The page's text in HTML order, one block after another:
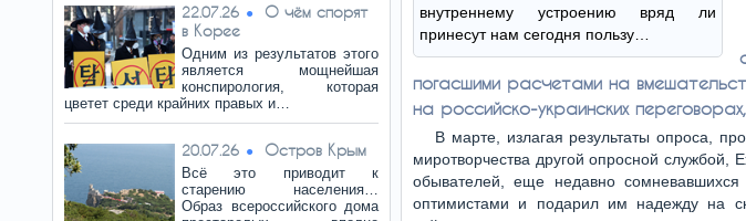
22.07.26
О чём спорят
в Корее
Одним из результатов этого
является мощнейшая
конспирология, которая
цветет среди крайних правых и…
20.07.26 Остров Крым
Всё это приводит к
старению населения…
Образ всероссийского дома
внутреннему устроению вряд ли
принесут нам сегодня пользу…
погасшими расчетами на
на российско-украинских
В марте, излагая результаты опроса,
миротворчества другой опросной службой,
обывателей, еще недавно
оптимистами и подарил им надежду на